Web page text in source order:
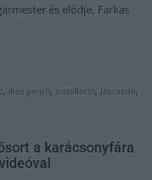
és elődje, Farkas
, illés gergő, installáció, Jászapáti,
a karácsonyfára